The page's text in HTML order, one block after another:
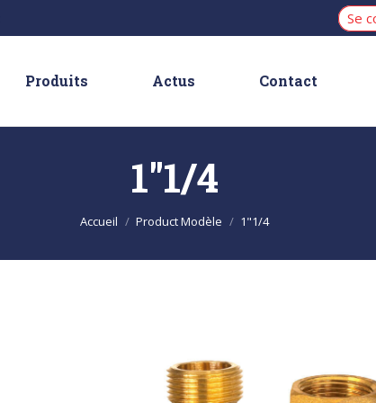
Se
Produits Actus Contact
1"1/4
Vous êtes ici :
Accueil Product Modèle 1"1/4